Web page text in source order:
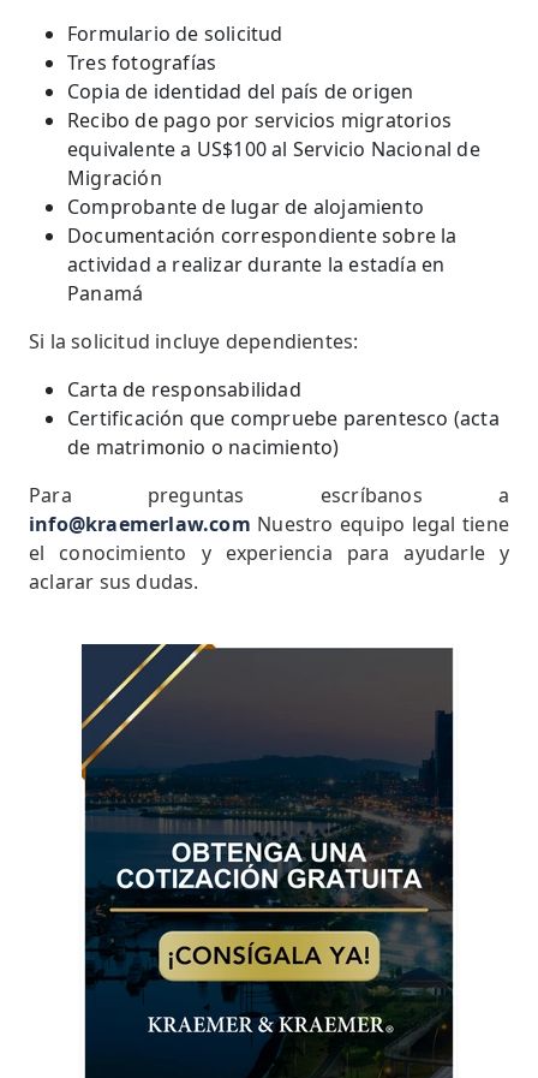
Formulario de solicitud
Tres fotografías
Copia de identidad del país de origen
Recibo de pago por servicios migratorios
equivalente a US$100 al Servicio Nacional de
Migración
Comprobante de lugar de alojamiento
Documentación correspondiente sobre la
actividad a realizar durante la estadía en
Panamá
Si la solicitud incluye dependientes:
Carta de responsabilidad
Certificación que compruebe parentesco (acta
de matrimonio o nacimiento)
Para preguntas escríbanos a
info@kraemerlaw.com Nuestro equipo legal tiene
el conocimiento y experiencia para ayudarle y
aclarar sus dudas.